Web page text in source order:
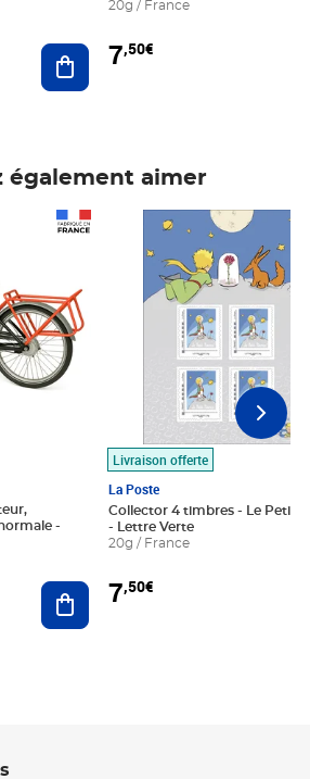
Ajouter au panier
20g / France
7,50€
également aimer
Ajouter au panier
Livraison offerte
La Poste
Collector 4 timbres - Le Petit
- Lettre Verte
20g / France
7,50€
Prix 7,50€